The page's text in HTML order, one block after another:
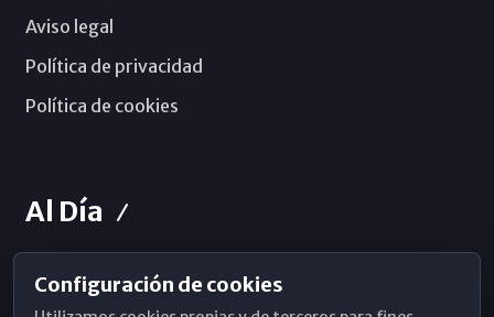
Aviso legal
Política de privacidad
Política de cookies
Al Día
Horarios de Misa
Configuración de cookies